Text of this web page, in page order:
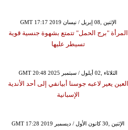
GMT 17:17 2019 الإثنين ,08 إبريل / نيسان
المرأة "برج الحمل" تتمتع بشهوة جنسية قوية
تسيطر عليها
GMT 20:48 2025 الثلاثاء ,02 أيلول / سبتمبر
العين يعير لاعبه جوسنا أبيانفي إلى أحد الأندية
الإسبانية
GMT 17:28 2019 الإثنين ,30 كانون الأول / ديسمبر